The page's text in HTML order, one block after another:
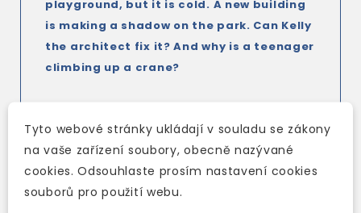
playground, but it is cold. A new building
is making a shadow on the park. Can Kelly
the architect fix it? And why is a teenager
climbing up a crane?
English is available for every reader.
At Levels 1 to 6, audio is available in MP3
audio packsfor every reader.
Tyto webové stránky ukládají v souladu se zákony
na vaše zařízení soubory, obecně nazývané
cookies. Odsouhlaste prosím nastavení cookies
souborů pro použití webu.